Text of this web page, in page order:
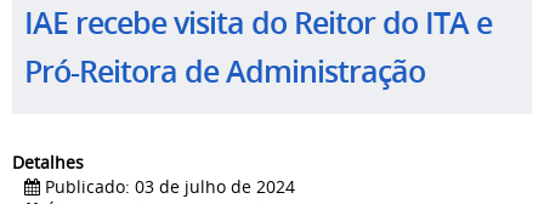
IAE recebe visita do Reitor do ITA e
Pró-Reitora de Administração
Detalhes
Publicado: 03 de julho de 2024